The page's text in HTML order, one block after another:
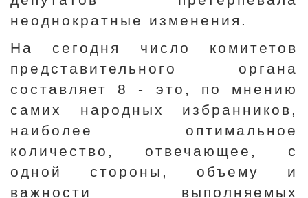
неоднократные изменения.
На сегодня число комитетов
представительного органа
составляет 8 - это, по мнению
самих народных избранников,
наиболее оптимальное
количество, отвечающее, с
одной стороны, объему и
важности выполняемых